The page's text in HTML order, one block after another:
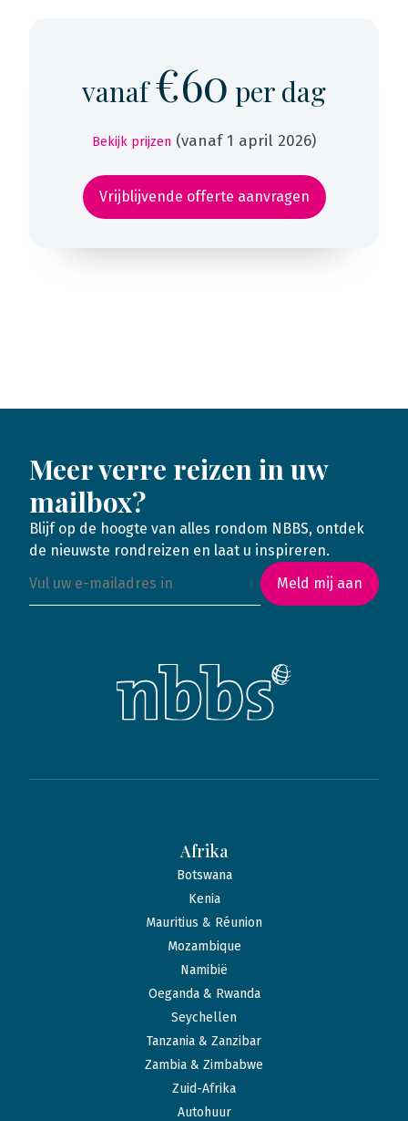
vanaf€60 per dag
Bekijk prijzen (vanaf 1 april 2026)
Vrijblijvende offerte aanvragen
Meer verre reizen in uw
mailbox?
Blijf op de hoogte van alles rondom NBBS, ontdek
de nieuwste rondreizen en laat u inspireren.
Meld mij aan
Afrika
Botswana
Kenia
Mauritius & Réunion
Mozambique
Namibië
Oeganda & Rwanda
Seychellen
Tanzania & Zanzibar
Zambia & Zimbabwe
Zuid-Afrika
Autohuur